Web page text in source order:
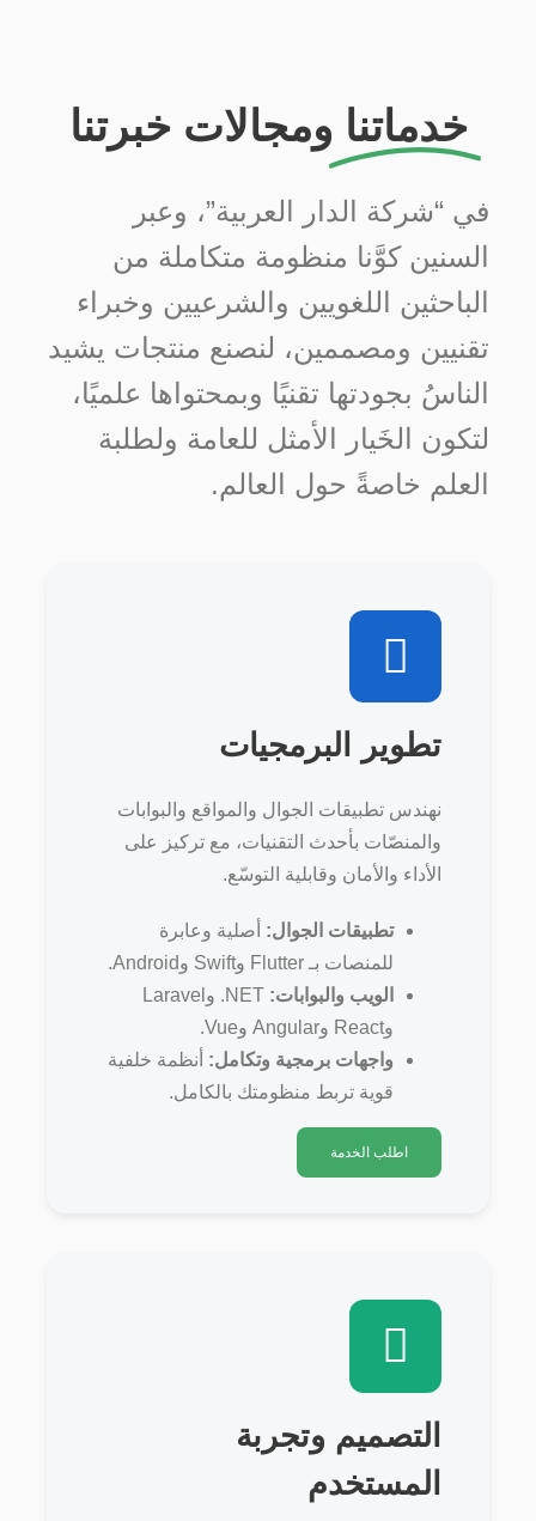
خدماتنا ومجالات خبرتنا
في “شركة الدار العربية”، وعبر
السنين كوَّنا منظومة متكاملة من
الباحثين اللغويين والشرعيين وخبراء
تقنيين ومصممين، لنصنع منتجات يشيد
الناسُ بجودتها تقنيًا وبمحتواها علميًا،
لتكون الخَيار الأمثل للعامة ولطلبة
العلم خاصةً حول العالم.
تطوير البرمجيات
نهندس تطبيقات الجوال والمواقع والبوابات
والمنصّات بأحدث التقنيات، مع تركيز على
الأداء والأمان وقابلية التوسّع.
تطبيقات الجوال: أصلية وعابرة
للمنصات بـ Flutter وSwift وAndroid.
الويب والبوابات:
‎.NET وLaravel
وReact وAngular وVue.
واجهات برمجية وتكامل: أنظمة خلفية
قوية تربط منظومتك بالكامل.
اطلب الخدمة
التصميم وتجربة
المستخدم